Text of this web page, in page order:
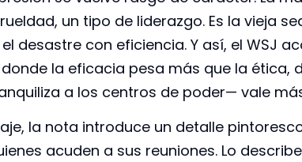
un tipo de liderazgo. Es la vieja
desastre con eficiencia. Y así, el WSJ
la eficacia pesa más que la
a los centros de poder— vale
la nota introduce un detalle
acuden a sus reuniones. Lo